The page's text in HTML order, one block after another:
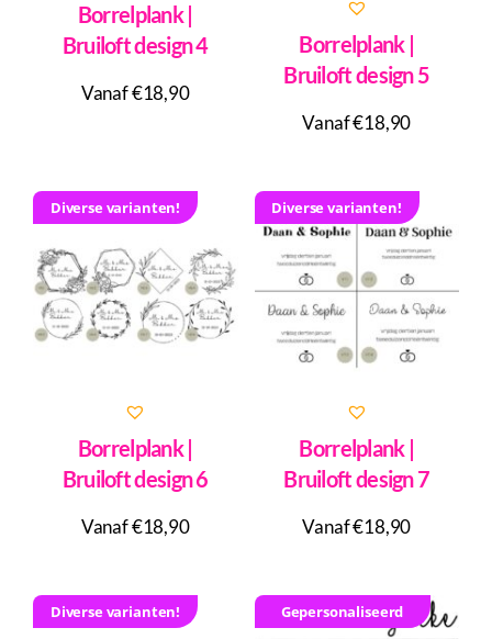
Borrelplank |
Bruiloft design 4
Vanaf €18,90
Borrelplank |
Bruiloft design 5
Vanaf €18,90
Diverse varianten!
Borrelplank |
Bruiloft design 6
Vanaf €18,90
Diverse varianten!
Borrelplank |
Bruiloft design 7
Vanaf €18,90
Diverse varianten! Gepersonaliseerd